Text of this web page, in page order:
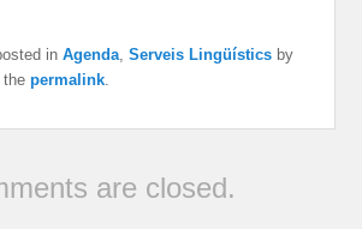
inAgenda ,Serveis Lingüístics by
thepermalink
are closed.